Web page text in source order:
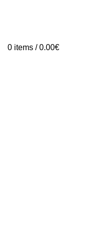
0 items / 0.00€